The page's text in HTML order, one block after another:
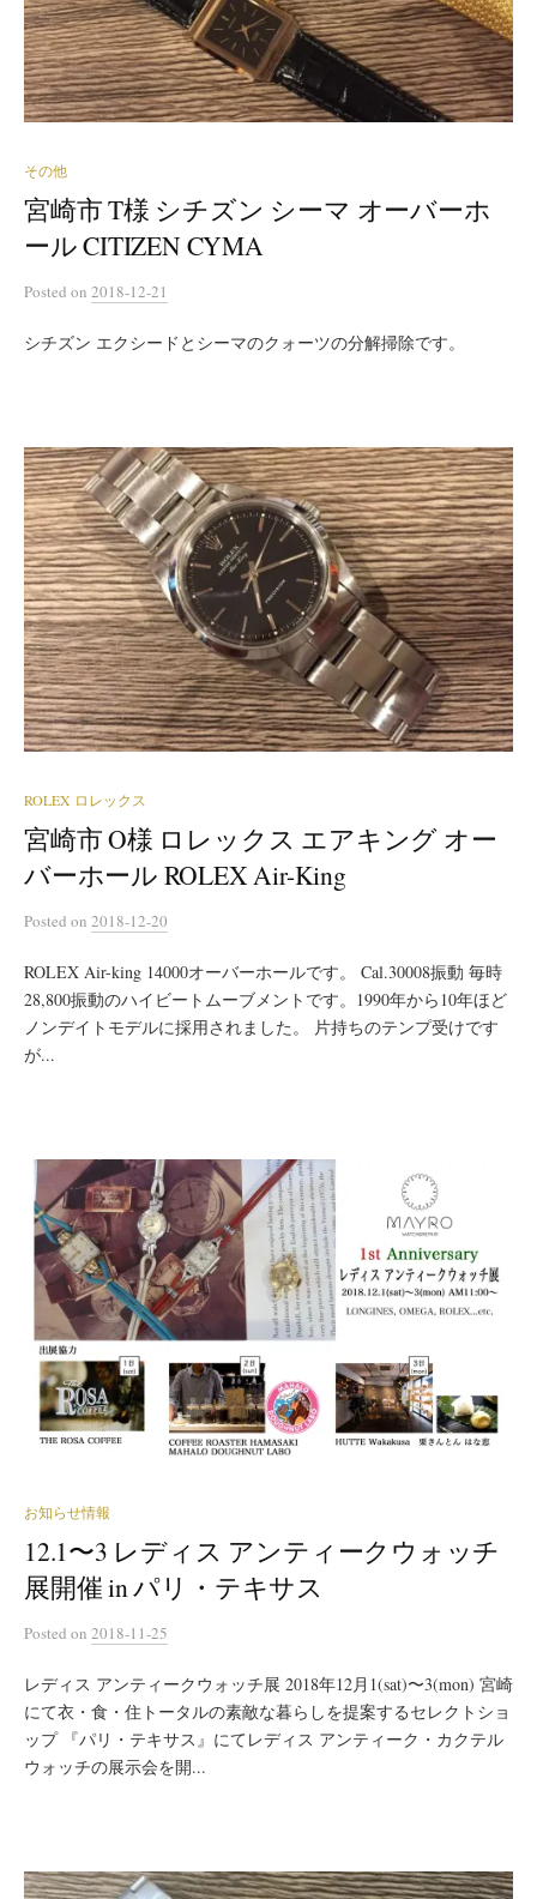
その他
宮崎市 T様 シチズン シーマ オーバーホ
ール CITIZEN CYMA
Posted on 2018-12-21
シチズン エクシードとシーマのクォーツの分解掃除です。
ROLEX ロレックス
宮崎市 O様 ロレックス エアキング オー
バーホール ROLEX Air-King
Posted on 2018-12-20
ROLEX Air-king 14000オーバーホールです。 Cal.30008振動 毎時
28,800振動のハイビートムーブメントです。1990年から10年ほど
ノンデイトモデルに採用されました。 片持ちのテンプ受けです
が...
お知らせ情報
12.1〜3 レディス アンティークウォッチ
展開催 in パリ・テキサス
Posted on 2018-11-25
レディス アンティークウォッチ展 2018年12月1(sat)〜3(mon) 宮崎
にて衣・食・住トータルの素敵な暮らしを提案するセレクトショ
ップ 『パリ・テキサス』にてレディス アンティーク・カクテル
ウォッチの展示会を開...